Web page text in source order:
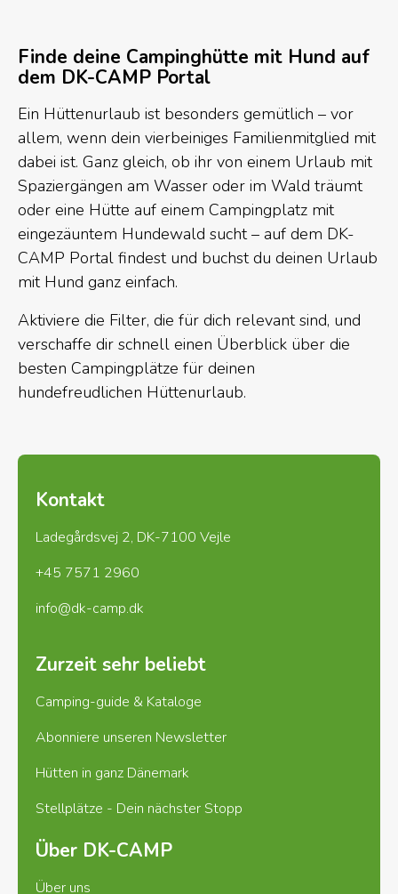
Finde deine Campinghütte mit Hund auf
dem DK-CAMP Portal
Ein Hüttenurlaub ist besonders gemütlich – vor
allem, wenn dein vierbeiniges Familienmitglied mit
dabei ist. Ganz gleich, ob ihr von einem Urlaub mit
Spaziergängen am Wasser oder im Wald träumt
oder eine Hütte auf einem Campingplatz mit
eingezäuntem Hundewald sucht – auf dem DK-
CAMP Portal findest und buchst du deinen Urlaub
mit Hund ganz einfach.
Aktiviere die Filter, die für dich relevant sind, und
verschaffe dir schnell einen Überblick über die
besten Campingplätze für deinen
hundefreudlichen Hüttenurlaub.
Kontakt
Ladegårdsvej 2, DK-7100 Vejle
+45 7571 2960
info@dk-camp.dk
Zurzeit sehr beliebt
Camping-guide & Kataloge
Abonniere unseren Newsletter
Hütten in ganz Dänemark
Stellplätze - Dein nächster Stopp
Über DK-CAMP
Über uns